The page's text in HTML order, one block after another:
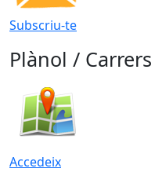
Subscriu-te
Plànol / Carrers
Accedeix